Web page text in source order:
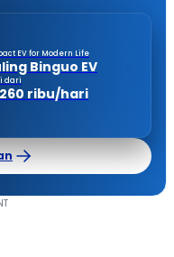
EV for Modern Life
Binguo EV
dari
260 ribu/hari